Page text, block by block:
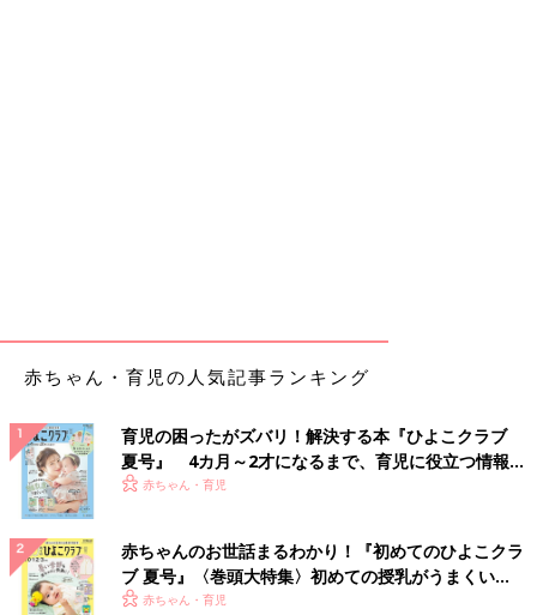
赤ちゃん・育児の人気記事ランキング
育児の困ったがズバリ！解決する本『ひよこクラブ
夏号』 4カ月～2才になるまで、育児に役立つ情報が
いっぱい！
赤ちゃん・育児
赤ちゃんのお世話まるわかり！『初めてのひよこクラ
ブ 夏号』〈巻頭大特集〉初めての授乳がうまくい
く！ おっぱい・ミルクの基本と夏のトラブル 解決テ
赤ちゃん・育児